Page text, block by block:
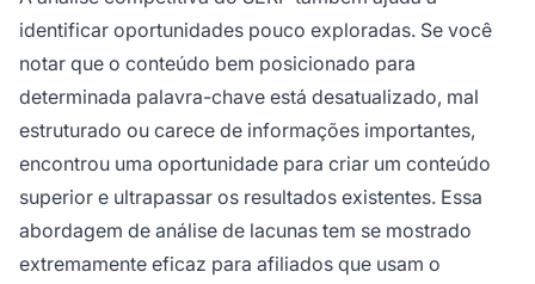
identificar oportunidades pouco exploradas. Se você
notar que o conteúdo bem posicionado para
determinada palavra-chave está desatualizado, mal
estruturado ou carece de informações importantes,
encontrou uma oportunidade para criar um conteúdo
superior e ultrapassar os resultados existentes. Essa
abordagem de análise de lacunas tem se mostrado
extremamente eficaz para afiliados que usam o